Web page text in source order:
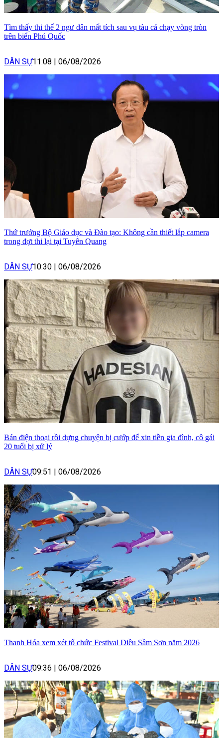
Tìm thấy thi thể 2 ngư dân mất tích sau vụ tàu cá chạy vòng tròn
trên biển Phú Quốc
DÂN SỰ11:08 06/08/2026
Thứ trưởng Bộ Giáo dục và Đào tạo: Không cần thiết lắp camera
trong đợt thi lại tại Tuyên Quang
DÂN SỰ10:30 06/08/2026
Bán điện thoại rồi dựng chuyện bị cướp để xin tiền gia đình, cô gái
20 tuổi bị xử lý
DÂN SỰ09:51 06/08/2026
Thanh Hóa xem xét tổ chức Festival Diều Sầm Sơn năm 2026
DÂN SỰ09:36 06/08/2026